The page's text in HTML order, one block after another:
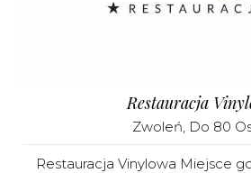
Restauracja
Zwoleń, Do 80
Restauracja Vinylowa Miejsce